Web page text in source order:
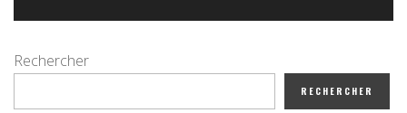
Rechercher
RECHERCHER